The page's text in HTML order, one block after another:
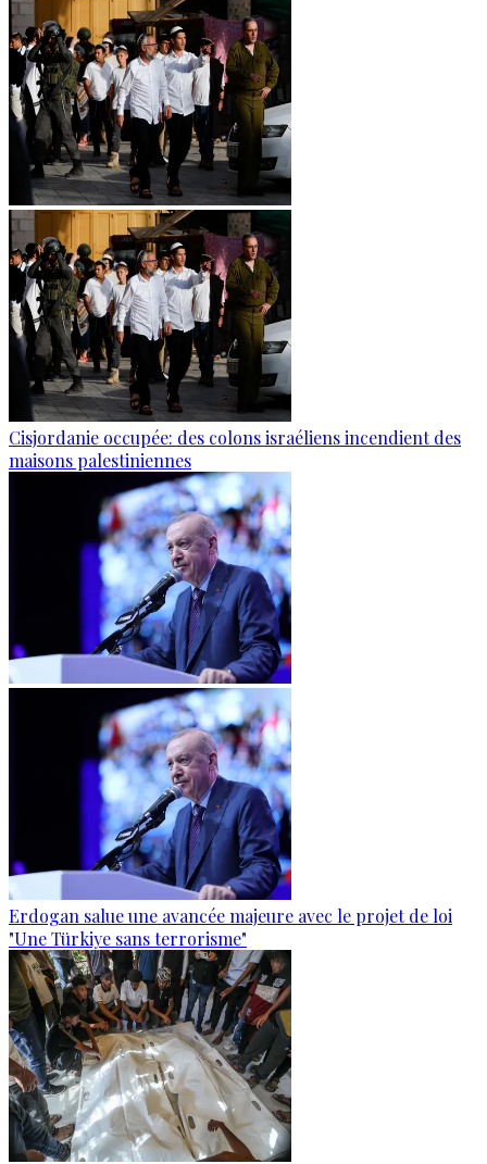
Cisjordanie occupée: des colons israéliens incendient des
maisons palestiniennes
Erdogan salue une avancée majeure avec le projet de loi
"Une Türkiye sans terrorisme"